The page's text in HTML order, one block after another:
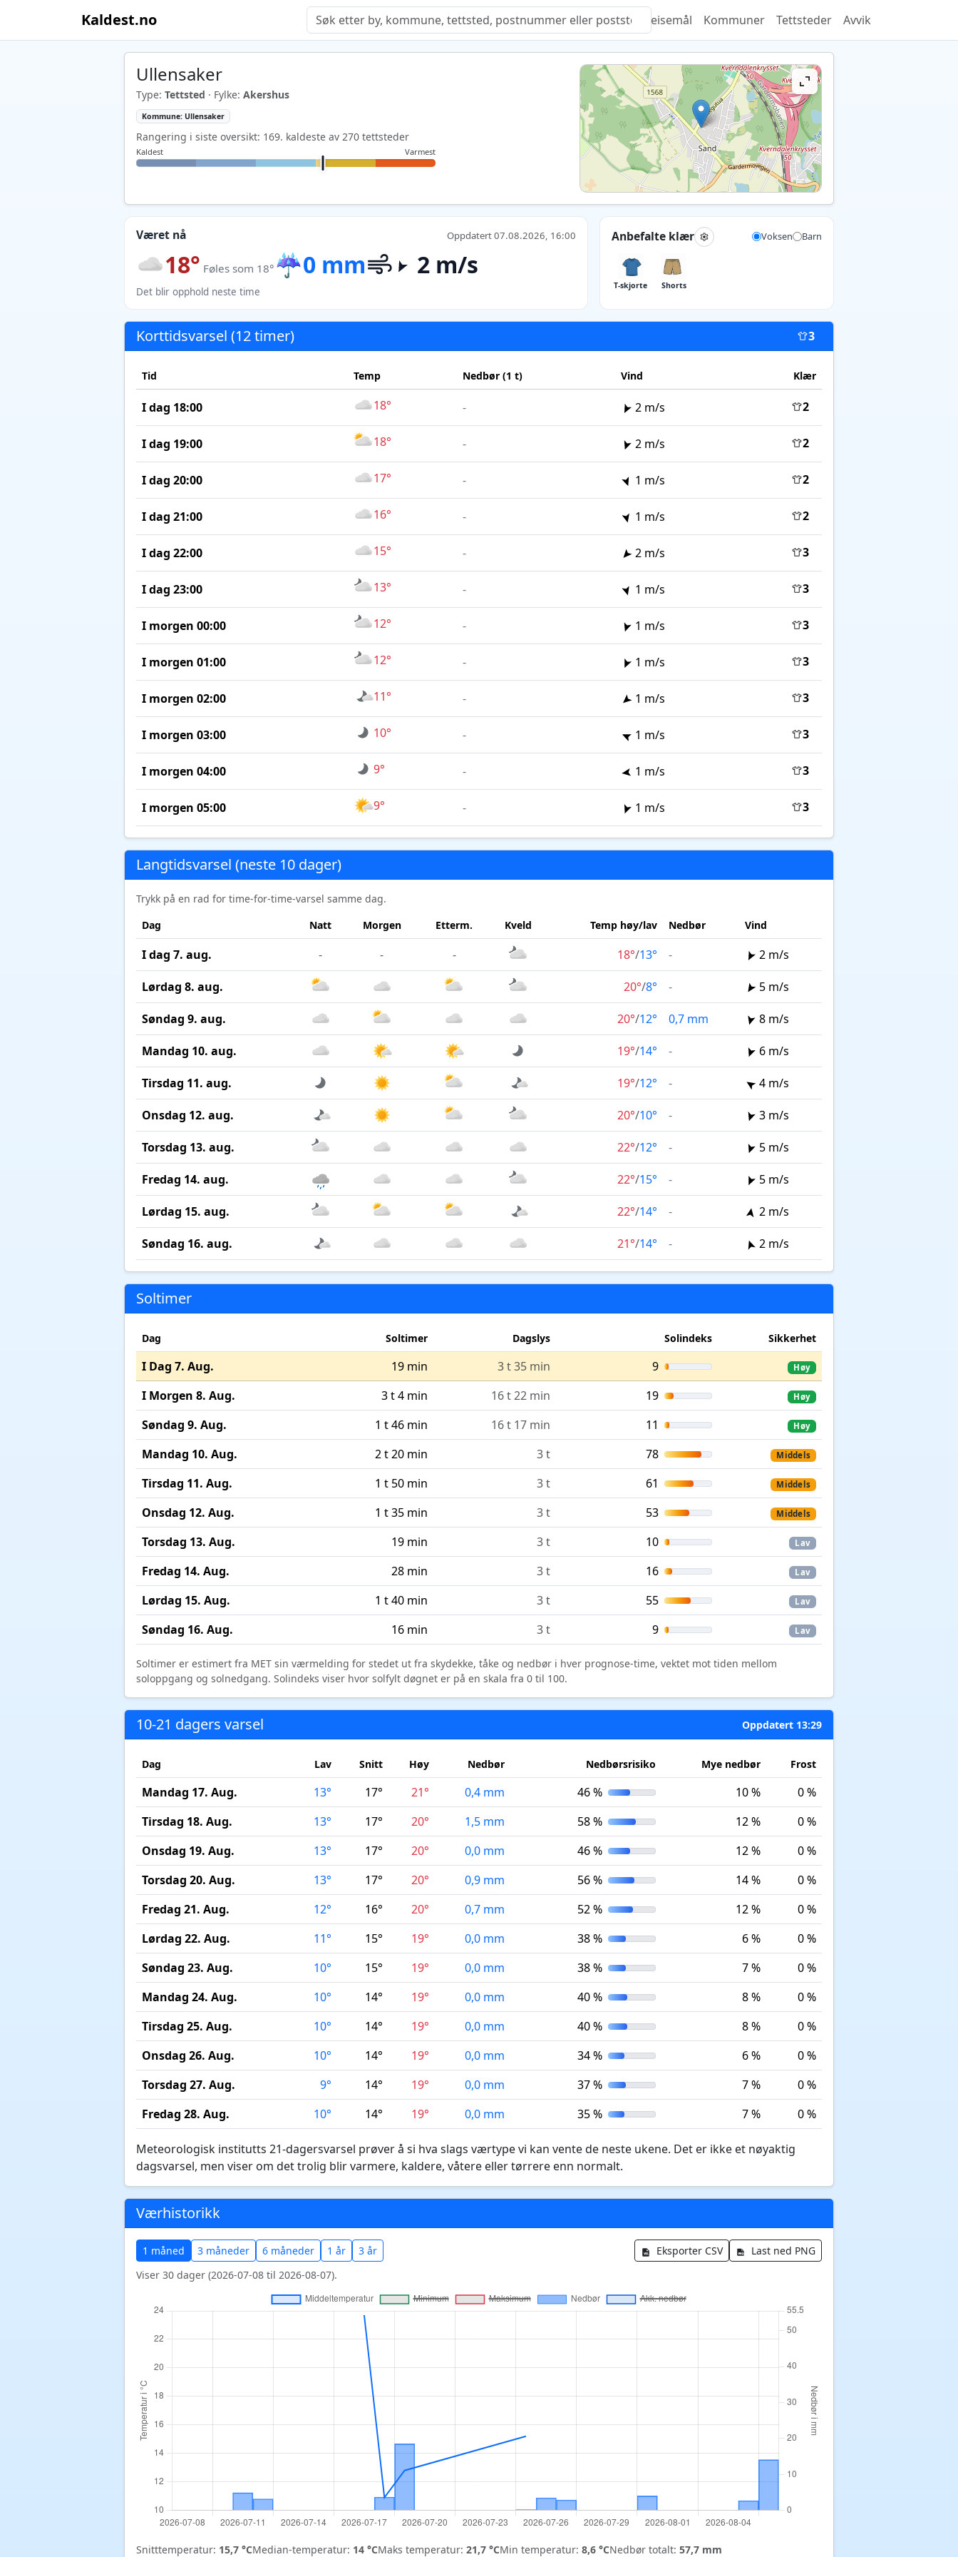
Kaldest.no Quiz Reisemål Kommuner Tettsteder Avvik
Ullensaker
Type: Tettsted · Fylke: Akershus
Kommune: Ullensaker
Rangering i siste oversikt: 169. kaldeste av 270 tettsteder
Kaldest Varmest
Været nå Oppdatert 07.08.2026, 16:00
18° Føles som 18° ☔0 mm 2 m/s
Det blir opphold neste time
Anbefalte klær Voksen Barn
T-skjorte Shorts
Korttidsvarsel (12 timer) 3
Tid Temp Nedbør (1 t) Vind Klær
I dag 18:00 18° - 2 m/s 2
I dag 19:00 18° - 2 m/s 2
I dag 20:00 17° - 1 m/s 2
I dag 21:00 16° - 1 m/s 2
I dag 22:00 15° - 2 m/s 3
I dag 23:00 13° - 1 m/s 3
I morgen 00:00 12° - 1 m/s 3
I morgen 01:00 12° - 1 m/s 3
I morgen 02:00 11° - 1 m/s 3
I morgen 03:00 10° - 1 m/s 3
I morgen 04:00 9° - 1 m/s 3
I morgen 05:00 9° - 1 m/s 3
Langtidsvarsel (neste 10 dager)
Trykk på en rad for time-for-time-varsel samme dag.
Dag
Natt Morgen Etterm. Kveld Temp høy/lav Nedbør Vind
I dag 7. aug. - - - 18°/13° - 2 m/s
Lørdag 8. aug. 20°/8° - 5 m/s
Søndag 9. aug. 20°/12° 0,7 mm 8 m/s
Mandag 10. aug. 19°/14° - 6 m/s
Tirsdag 11. aug. 19°/12° - 4 m/s
Onsdag 12. aug. 20°/10° - 3 m/s
Torsdag 13. aug. 22°/12° - 5 m/s
Fredag 14. aug. 22°/15° - 5 m/s
Lørdag 15. aug. 22°/14° - 2 m/s
Søndag 16. aug. 21°/14° - 2 m/s
Soltimer
Dag Soltimer Dagslys Solindeks Sikkerhet
I Dag 7. Aug. 19 min 3 t 35 min 9 Høy
I Morgen 8. Aug. 3 t 4 min 16 t 22 min 19 Høy
Søndag 9. Aug. 1 t 46 min 16 t 17 min 11 Høy
Mandag 10. Aug. 2 t 20 min 3 t 78 Middels
Tirsdag 11. Aug. 1 t 50 min 3 t 61 Middels
Onsdag 12. Aug. 1 t 35 min 3 t 53 Middels
Torsdag 13. Aug. 19 min 3 t 10 Lav
Fredag 14. Aug. 28 min 3 t 16 Lav
Lørdag 15. Aug. 1 t 40 min 3 t 55 Lav
Søndag 16. Aug. 16 min 3 t 9 Lav
Soltimer er estimert fra MET sin værmelding for stedet ut fra skydekke, tåke og nedbør i hver prognose-time, vektet mot tiden mellom
soloppgang og solnedgang. Solindeks viser hvor solfylt døgnet er på en skala fra 0 til 100.
10-21 dagers varsel Oppdatert 13:29
Dag Lav Snitt Høy Nedbør Nedbørsrisiko Mye nedbør Frost
Mandag 17. Aug. 13° 17° 21° 0,4 mm 46 % 10 %
0 %
Tirsdag 18. Aug.
13° 17° 20° 1,5 mm 58 % 12 %
0 %
Onsdag 19. Aug.
13° 17° 20° 0,0 mm 46 % 12 %
0 %
Torsdag 20. Aug.
13° 17° 20° 0,9 mm 56 % 14 %
0 %
Fredag 21. Aug.
12° 16° 20° 0,7 mm 52 % 12 %
0 %
Lørdag 22. Aug.
11° 15° 19° 0,0 mm 38 % 6 %
0 %
Søndag 23. Aug.
10° 15° 19° 0,0 mm 38 % 7 %
0 %
Mandag 24. Aug.
10° 14° 19° 0,0 mm 40 % 8 %
0 %
Tirsdag 25. Aug.
10° 14° 19° 0,0 mm 40 % 8 %
0 %
Onsdag 26. Aug.
10° 14° 19° 0,0 mm 34 % 6 %
0 %
Torsdag 27. Aug.
9° 14° 19° 0,0 mm 37 % 7 %
0 %
Fredag 28. Aug.
10° 14° 19° 0,0 mm 35 % 7 % 0 %
Meteorologisk institutts 21-dagersvarsel prøver å si hva slags værtype vi kan vente de neste ukene. Det er ikke et nøyaktig
dagsvarsel, men viser om det trolig blir varmere, kaldere, våtere eller tørrere enn normalt.
Værhistorikk
1 måned 3 måneder 6 måneder 1 år 3 år Eksporter CSV
Last ned PNG
Viser 30 dager (2026-07-08 til 2026-08-07).
Snitttemperatur: 15,7 °CMedian-temperatur: 14 °CMaks temperatur: 21,7 °CMin temperatur: 8,6 °CNedbør totalt: 57,7 mm